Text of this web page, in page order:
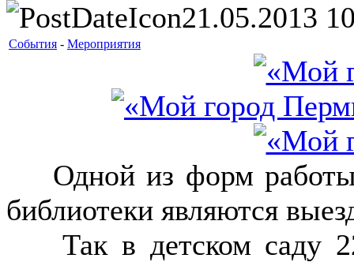
21.05.2013
События - Мероприятия
Одной из форм работы
библиотеки являются
Так в детском саду